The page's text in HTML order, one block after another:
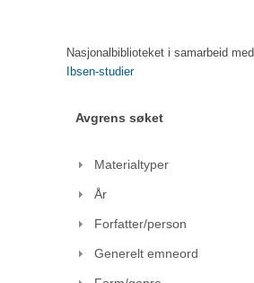
Nasjonalbiblioteket i samarbeid med
Ibsen-studier
Avgrens søket
Materialtyper
År
Forfatter/person
Generelt emneord